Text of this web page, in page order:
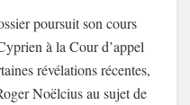
poursuit son cours
à la Cour d’appel
révélations récentes,
Noëlcius au sujet de